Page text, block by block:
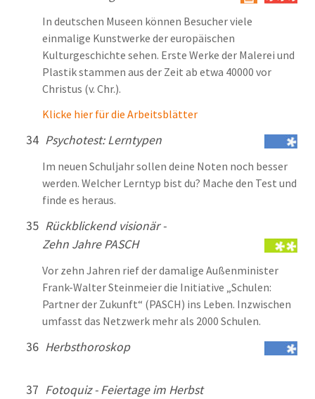
In deutschen Museen können Besucher viele
einmalige Kunstwerke der europäischen
Kulturgeschichte sehen. Erste Werke der Malerei und
Plastik stammen aus der Zeit ab etwa 40000 vor
Christus (v. Chr.).
Klicke hier für die Arbeitsblätter
34 Psychotest: Lerntypen
Im neuen Schuljahr sollen deine Noten noch besser
werden. Welcher Lerntyp bist du? Mache den Test und
finde es heraus.
35 Rückblickend visionär -
Zehn Jahre PASCH
Vor zehn Jahren rief der damalige Außenminister
Frank-Walter Steinmeier die Initiative „Schulen:
Partner der Zukunft“ (PASCH) ins Leben. Inzwischen
umfasst das Netzwerk mehr als 2000 Schulen.
36 Herbsthoroskop
37 Fotoquiz - Feiertage im Herbst